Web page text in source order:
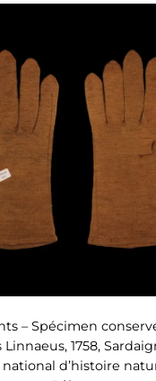
– Spécimen
1758,
d’histoire